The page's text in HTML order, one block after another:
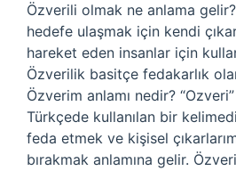
Özverili olmak ne anlama
hedefe ulaşmak için kendi
hareket eden insanlar için
Özverilik basitçe fedakarlık
Özverim anlamı nedir?
Türkçede kullanılan bir
feda etmek ve kişisel
bırakmak anlamına gelir.